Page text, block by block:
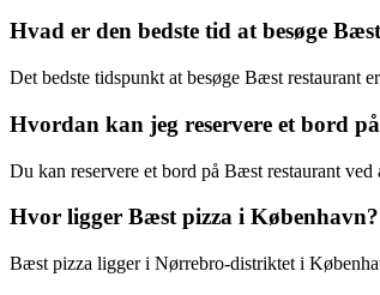
Hvad er den bedste tid at besøge
Det bedste tidspunkt at besøge Bæst restaurant
Hvordan kan jeg reservere et bord
Du kan reservere et bord på Bæst restaurant
Hvor ligger Bæst pizza i København?
Bæst pizza ligger i Nørrebro-distriktet i